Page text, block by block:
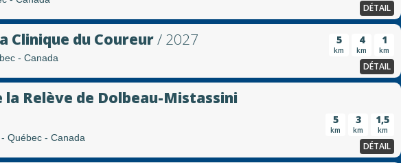
DÉTAIL
Clinique du Coureur/ 2027
- Canada
5
km
4
km
1
km
DÉTAIL
la Relève de Dolbeau-Mistassini
- Québec - Canada
5
km
3
km
1,5
km
DÉTAIL